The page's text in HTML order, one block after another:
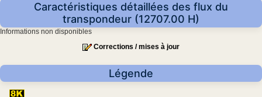
Caractéristiques détaillées des flux du
transpondeur (12707.00 H)
Informations non disponibles
Corrections / mises à jour
Légende